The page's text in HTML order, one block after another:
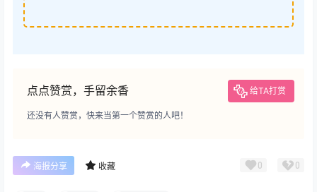
点点赞赏，手留余香 给TA打赏
还没有人赞赏，快来当第一个赞赏的人吧！
海报分享 收藏 0 0